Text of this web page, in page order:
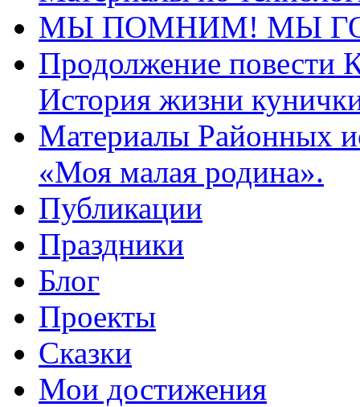
МЫ ПОМНИМ! МЫ
Продолжение повести
История жизни
Материалы Районных
«Моя малая родина».
Публикации
Праздники
Блог
Проекты
Сказки
Мои достижения